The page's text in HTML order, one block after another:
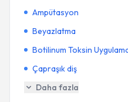
Ampütasyon
Beyazlatma
Botilinum Toksin
Çapraşık diş
Daha fazla